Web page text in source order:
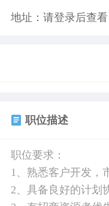
地址： 请登录后查看
职位描述
职位要求：
1、熟悉客户开发，
2、具备良好的计划